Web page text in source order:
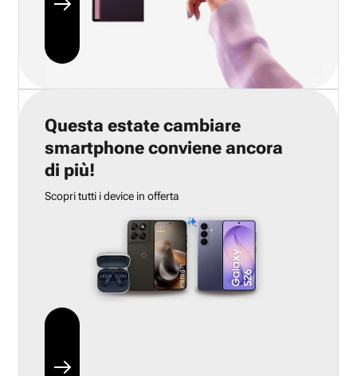
Questa estate cambiare
smartphone conviene ancora
di più!
Scopri tutti i device in offerta